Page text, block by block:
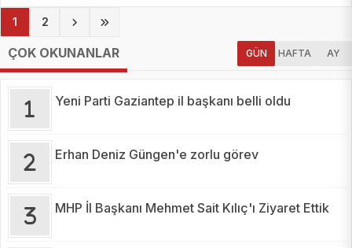
1 (current)
2
ÇOK OKUNANLAR GÜN HAFTA AY
Yeni Parti Gaziantep il başkanı belli oldu
Erhan Deniz Güngen'e zorlu görev
MHP İl Başkanı Mehmet Sait Kılıç'ı Ziyaret Ettik